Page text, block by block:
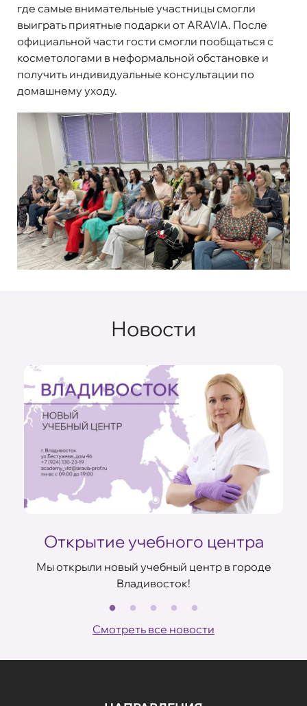
где самые внимательные участницы смогли
выиграть приятные подарки от ARAVIA. После
официальной части гости смогли пообщаться с
косметологами в неформальной обстановке и
получить индивидуальные консультации по
домашнему уходу.
Новости
Открытие учебного центра
Мы открыли новый учебный центр в городе
Владивосток!
Смотреть все новости